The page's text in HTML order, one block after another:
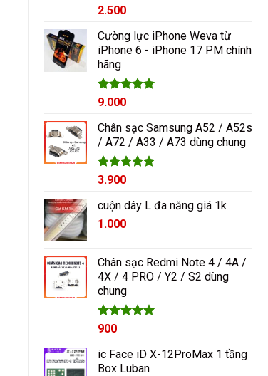
Được xếp
5 sao
2.500
Cường lực iPhone Weva từ
iPhone 6 - iPhone 17 PM chính
hãng
Được xếp
5 sao
9.000
Chân sạc Samsung A52 / A52s
/ A72 / A33 / A73 dùng chung
Được xếp
5 sao
3.900
cuộn dây L đa năng giá 1k
1.000
Chân sạc Redmi Note 4 / 4A /
4X / 4 PRO / Y2 / S2 dùng
chung
Được xếp
5 sao
900
ic Face iD X-12ProMax 1 tầng
Box Luban